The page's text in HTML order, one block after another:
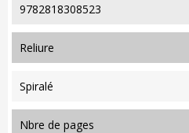
9782818308523
reliure
Spiralé
nbre de pages